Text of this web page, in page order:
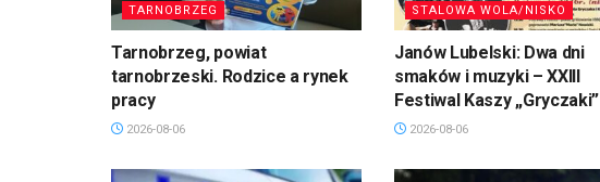
TARNOBRZEG
Tarnobrzeg, powiat
tarnobrzeski. Rodzice a rynek
pracy
2026-08-06
STALOWA WOLA/NISKO
Janów Lubelski: Dwa dni
smaków i muzyki – XXIII
Festiwal Kaszy „Gryczaki”
2026-08-06